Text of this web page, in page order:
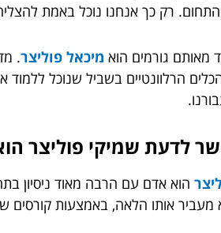
רק כך אנחנו נוכל באמת
מאותם גורמים הוא מיכאל פוליצר.
הרלוונטיים בשביל שנוכל
לדעת שמיקי פוליצר
הוא אדם עם הרבה מאוד ניסיון
מעביר אותו הלאה, באמצעות קורסים